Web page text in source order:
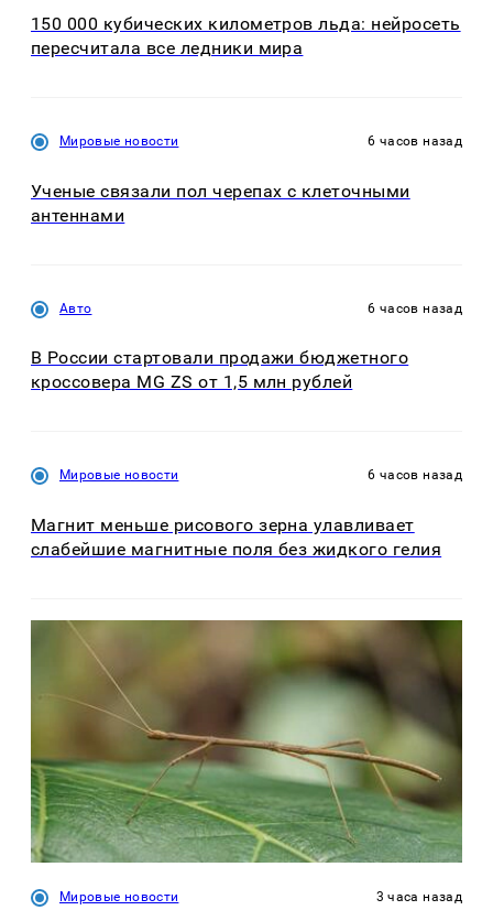
150 000 кубических километров льда: нейросеть
пересчитала все ледники мира
Мировые новости 6 часов назад
Ученые связали пол черепах с клеточными
антеннами
Авто 6 часов назад
В России стартовали продажи бюджетного
кроссовера MG ZS от 1,5 млн рублей
Мировые новости 6 часов назад
Магнит меньше рисового зерна улавливает
слабейшие магнитные поля без жидкого гелия
Мировые новости 3 часа назад